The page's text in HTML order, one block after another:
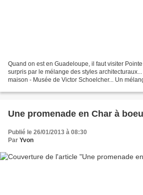
Quand on est en Guadeloupe, il faut visiter
surpris par le mélange des styles
maison - Musée de Victor Schoelcher... Un
Une promenade en Char à
Publié le 26/01/2013 à 08:30
Par Yvon